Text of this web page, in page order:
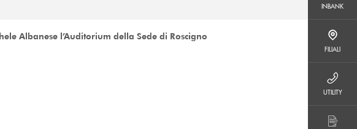
INBANK
FILIALI
UTILITY
Albanese l’Auditorium della Sede di Roscigno